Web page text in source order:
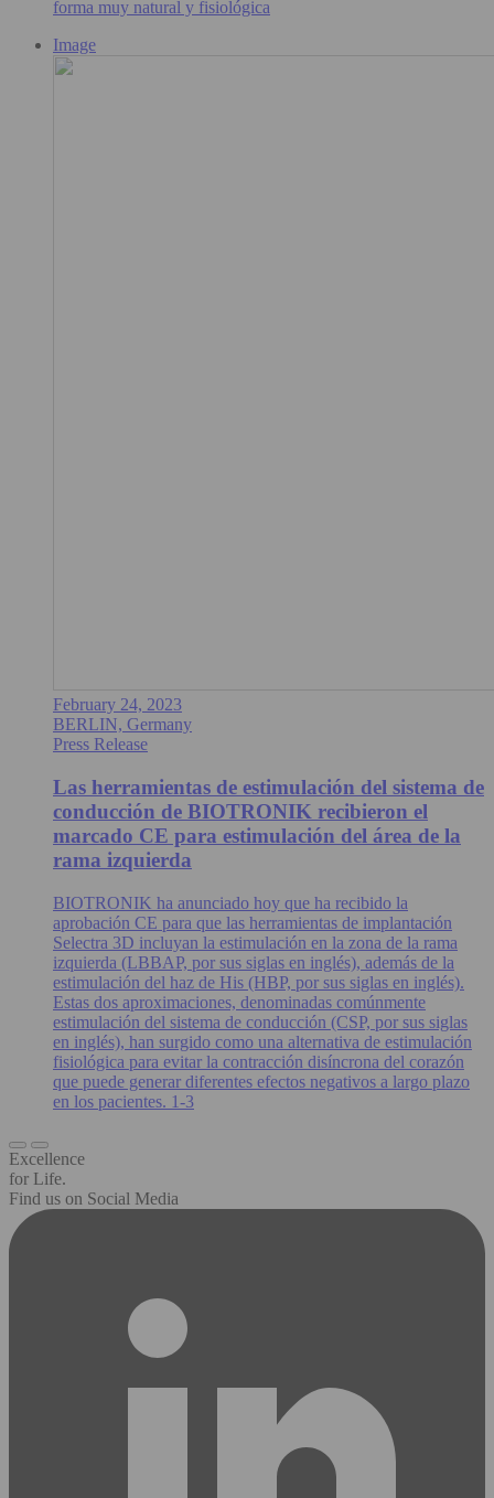
forma muy natural y fisiológica
Image
February 24, 2023
BERLIN, Germany
Press Release
Las herramientas de estimulación del sistema de
conducción de BIOTRONIK recibieron el
marcado CE para estimulación del área de la
rama izquierda
BIOTRONIK ha anunciado hoy que ha recibido la
aprobación CE para que las herramientas de implantación
Selectra 3D incluyan la estimulación en la zona de la rama
izquierda (LBBAP, por sus siglas en inglés), además de la
estimulación del haz de His (HBP, por sus siglas en inglés).
Estas dos aproximaciones, denominadas comúnmente
estimulación del sistema de conducción (CSP, por sus siglas
en inglés), han surgido como una alternativa de estimulación
fisiológica para evitar la contracción disíncrona del corazón
que puede generar diferentes efectos negativos a largo plazo
en los pacientes. 1-3
Excellence
for Life.
Find us on Social Media